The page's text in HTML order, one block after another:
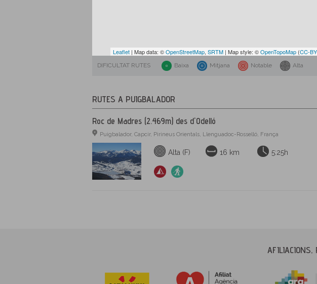
Leaflet | Map data: ©OpenStreetMap, SRTM | Map style: ©OpenTopoMap (CC-
DIFICULTAT RUTES Baixa Mitjana Notable Alta
RUTES A PUIGBALADOR
Roc de Madres (2.469m) des d'Odelló
Puigbalador, Capcir, Pirineus Orientals, Llenguadoc-Rosselló, França
Alta (F) 16 km 5:25h
AFILIACIONS,